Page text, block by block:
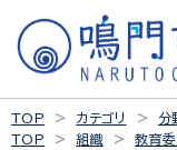
TOP カテゴリ 分
TOP
組織 教育